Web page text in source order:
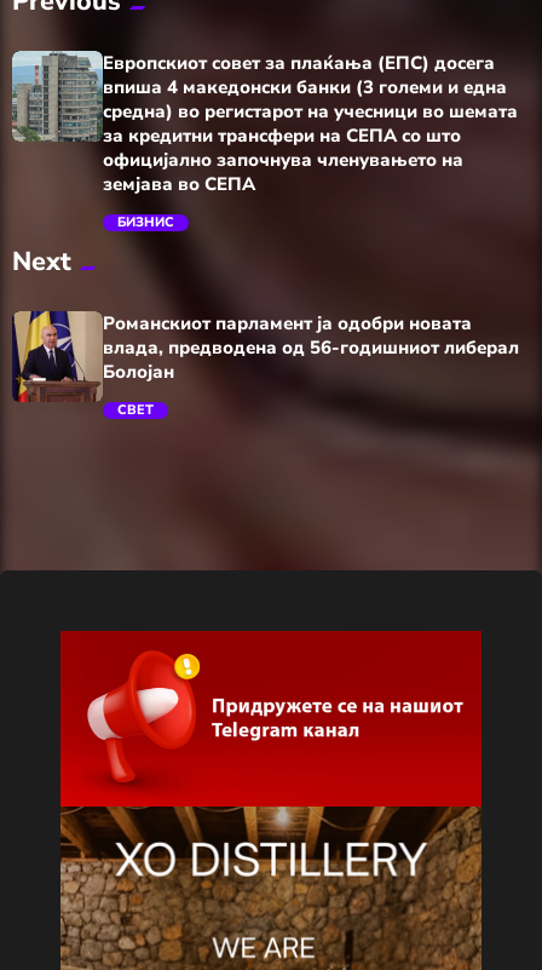
Европскиот совет за плаќања (ЕПС) досега
впиша 4 македонски банки (3 големи и една
средна) во регистарот на учесници во шемата
за кредитни трансфери на СЕПА со што
официјално започнува членувањето на
земјава во СЕПА
БИЗНИС
Next
Романскиот парламент ја одобри новата
влада, предводена од 56-годишниот либерал
Болојан
СВЕТ